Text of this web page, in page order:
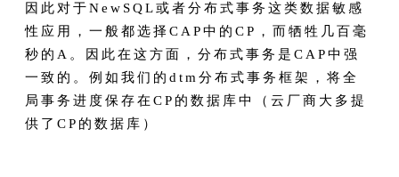
因此对于NewSQL或者分布式事务这类数据敏感
性应用，一般都选择CAP中的CP，而牺牲几百毫
秒的A。因此在这方面，分布式事务是CAP中强
一致的。例如我们的dtm分布式事务框架，将全
局事务进度保存在CP的数据库中（云厂商大多提
供了CP的数据库）